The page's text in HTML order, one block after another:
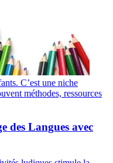
C’est une niche
méthodes, ressources
des Langues avec